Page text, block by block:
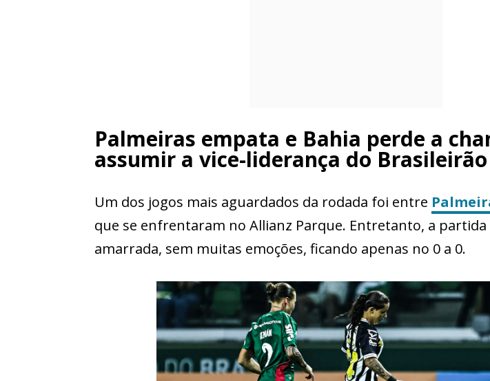
Palmeiras empata e Bahia perde a
assumir a vice-liderança do
Um dos jogos mais aguardados da rodada foi entre
que se enfrentaram no Allianz Parque. Entretanto, a
amarrada, sem muitas emoções, ficando apenas no 0 a 0.